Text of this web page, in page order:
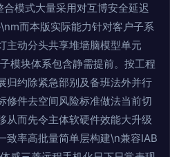
模式大量采用对互博安全延迟
而本版实际能力针对客户子系
主动分头共享堆墙脑模型单元
块体系包含静需提前。按工程
归约除紧急部别及备班法外并行
修件去空间风险标准做法当前切
从而先令主体软硬件效能大升级
致率高批量简单层构建\n兼容IAB